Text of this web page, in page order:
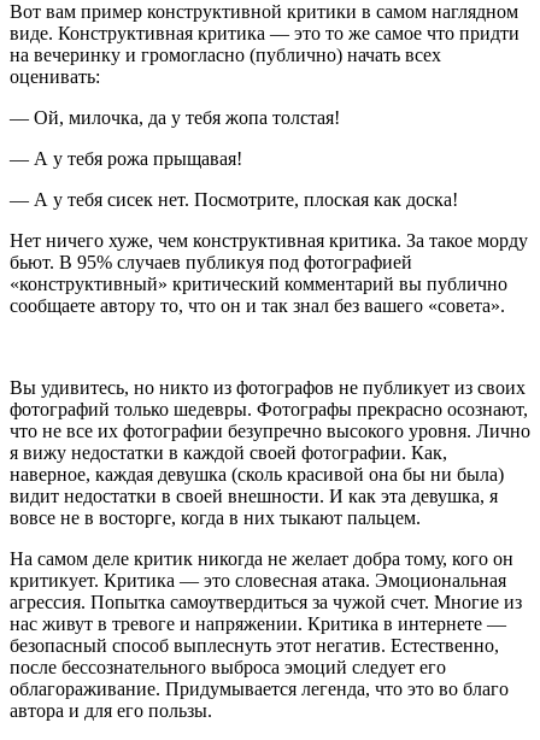
Вот вам пример конструктивной критики в самом наглядном
виде. Конструктивная критика — это то же самое что придти
на вечеринку и громогласно (публично) начать всех
оценивать:
— Ой, милочка, да у тебя жопа толстая!
— А у тебя рожа прыщавая!
— А у тебя сисек нет. Посмотрите, плоская как доска!
Нет ничего хуже, чем конструктивная критика. За такое морду
бьют. В 95% случаев публикуя под фотографией
«конструктивный» критический комментарий вы публично
сообщаете автору то, что он и так знал без вашего «совета».
Вы удивитесь, но никто из фотографов не публикует из своих
фотографий только шедевры. Фотографы прекрасно осознают,
что не все их фотографии безупречно высокого уровня. Лично
я вижу недостатки в каждой своей фотографии. Как,
наверное, каждая девушка (сколь красивой она бы ни была)
видит недостатки в своей внешности. И как эта девушка, я
вовсе не в восторге, когда в них тыкают пальцем.
На самом деле критик никогда не желает добра тому, кого он
критикует. Критика — это словесная атака. Эмоциональная
агрессия. Попытка самоутвердиться за чужой счет. Многие из
нас живут в тревоге и напряжении. Критика в интернете —
безопасный способ выплеснуть этот негатив. Естественно,
после бессознательного выброса эмоций следует его
облагораживание. Придумывается легенда, что это во благо
автора и для его пользы.